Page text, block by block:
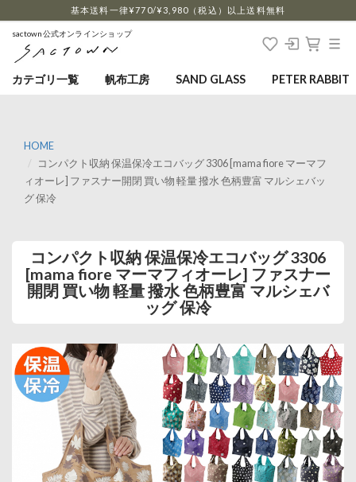
基本送料一律¥770/¥3,980（税込）以上送料無料
sactown公式オンラインショップ
カテゴリ一覧 帆布工房 SAND GLASS PETER RABBIT
HOME
コンパクト収納 保温保冷エコバッグ 3306 [mama fiore マーマフ
ィオーレ] ファスナー開閉 買い物 軽量 撥水 色柄豊富 マルシェバッ
グ 保冷
コンパクト収納 保温保冷エコバッグ 3306
[mama fiore マーマフィオーレ] ファスナー
開閉 買い物 軽量 撥水 色柄豊富 マルシェバ
ッグ 保冷